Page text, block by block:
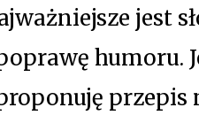
jest
humoru.